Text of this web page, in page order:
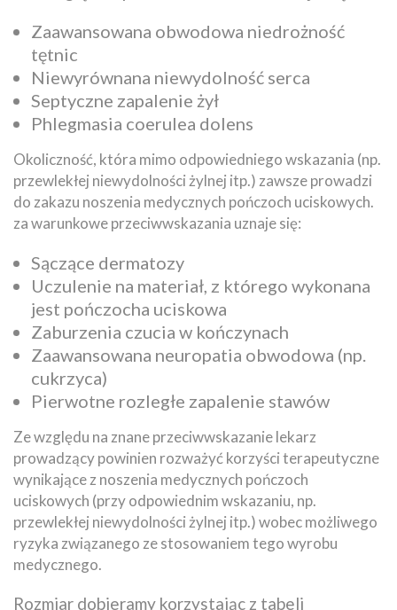
Zaawansowana obwodowa niedrożność
tętnic
Niewyrównana niewydolność serca
Septyczne zapalenie żył
Phlegmasia coerulea dolens
Okoliczność, która mimo odpowiedniego wskazania (np.
przewlekłej niewydolności żylnej itp.) zawsze prowadzi
do zakazu noszenia medycznych pończoch uciskowych.
za warunkowe przeciwwskazania uznaje się:
Sączące dermatozy
Uczulenie na materiał, z którego wykonana
jest pończocha uciskowa
Zaburzenia czucia w kończynach
Zaawansowana neuropatia obwodowa (np.
cukrzyca)
Pierwotne rozległe zapalenie stawów
Ze względu na znane przeciwwskazanie lekarz
prowadzący powinien rozważyć korzyści terapeutyczne
wynikające z noszenia medycznych pończoch
uciskowych (przy odpowiednim wskazaniu, np.
przewlekłej niewydolności żylnej itp.) wobec możliwego
ryzyka związanego ze stosowaniem tego wyrobu
medycznego.
Rozmiar dobieramy korzystając z tabeli